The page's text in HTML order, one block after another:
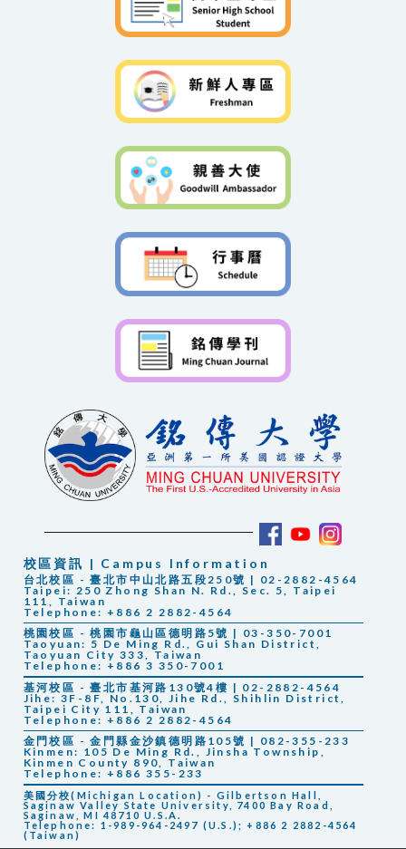
校區資訊 | Campus Information
台北校區 - 臺北市中山北路五段250號 | 02-2882-4564
Taipei: 250 Zhong Shan N. Rd., Sec. 5, Taipei
111, Taiwan
Telephone: +886 2 2882-4564
桃園校區 - 桃園市龜山區德明路5號 | 03-350-7001
Taoyuan: 5 De Ming Rd., Gui Shan District,
Taoyuan City 333, Taiwan
Telephone: +886 3 350-7001
基河校區 - 臺北市基河路130號4樓 | 02-2882-4564
Jihe: 3F-8F, No.130, Jihe Rd., Shihlin District,
Taipei City 111, Taiwan
Telephone: +886 2 2882-4564
金門校區 - 金門縣金沙鎮德明路105號 | 082-355-233
Kinmen: 105 De Ming Rd., Jinsha Township,
Kinmen County 890, Taiwan
Telephone: +886 355-233
美國分校(Michigan Location) - Gilbertson Hall,
Saginaw Valley State University, 7400 Bay Road,
Saginaw, MI 48710 U.S.A.
Telephone: 1-989-964-2497 (U.S.); +886 2 2882-4564
(Taiwan)